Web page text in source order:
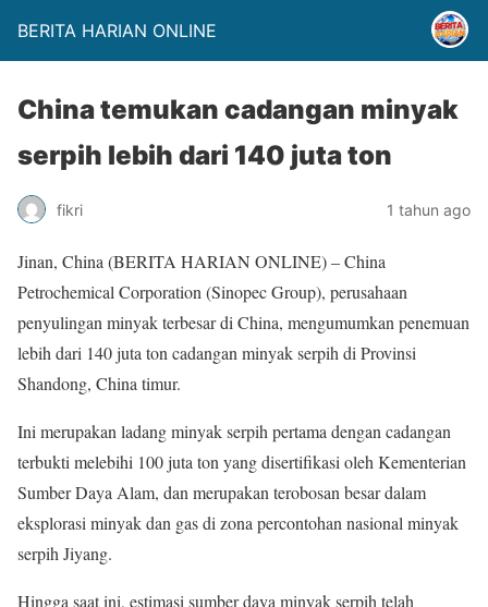
BERITA HARIAN ONLINE
China temukan cadangan minyak
serpih lebih dari 140 juta ton
fikri 1 tahun ago
Jinan, China (BERITA HARIAN ONLINE) – China
Petrochemical Corporation (Sinopec Group), perusahaan
penyulingan minyak terbesar di China, mengumumkan penemuan
lebih dari 140 juta ton cadangan minyak serpih di Provinsi
Shandong, China timur.
Ini merupakan ladang minyak serpih pertama dengan cadangan
terbukti melebihi 100 juta ton yang disertifikasi oleh Kementerian
Sumber Daya Alam, dan merupakan terobosan besar dalam
eksplorasi minyak dan gas di zona percontohan nasional minyak
serpih Jiyang.
Hingga saat ini, estimasi sumber daya minyak serpih telah